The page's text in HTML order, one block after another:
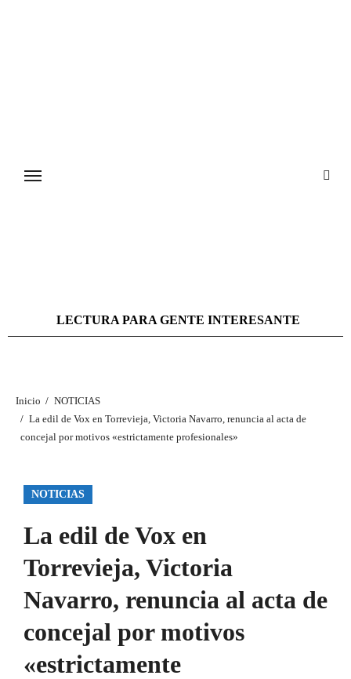
LECTURA PARA GENTE INTERESANTE
Inicio
NOTICIAS
La edil de Vox en Torrevieja, Victoria Navarro, renuncia al acta de
concejal por motivos «estrictamente profesionales»
NOTICIAS
La edil de Vox en
Torrevieja, Victoria
Navarro, renuncia al acta de
concejal por motivos
«estrictamente